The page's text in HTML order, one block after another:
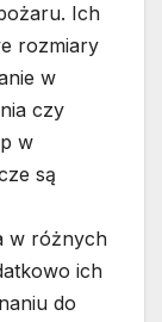
Ich
rozmiary
w
czy
w
są
w różnych
ich
do